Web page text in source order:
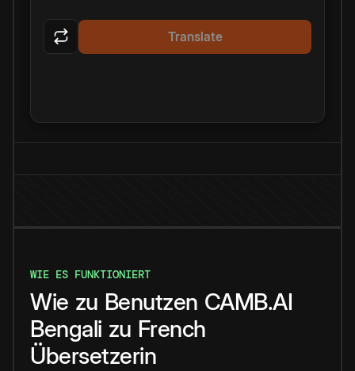
Translate
WIE ES FUNKTIONIERT
Wie zu Benutzen CAMB.AI
Bengali zu French
Übersetzerin